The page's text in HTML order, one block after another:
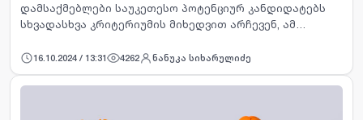
დამსაქმებლები საუკეთესო პოტენციურ კანდიდატებს
სხვადასხვა კრიტერიუმის მიხედვით არჩევენ, ამ
ეტაპი ასრულებს. გასაუბრებისას დამსაქმებლები
პროფესიონალური უნ…
16.10.2024 / 13:31 4262 ნანუკა სიხარულიძე